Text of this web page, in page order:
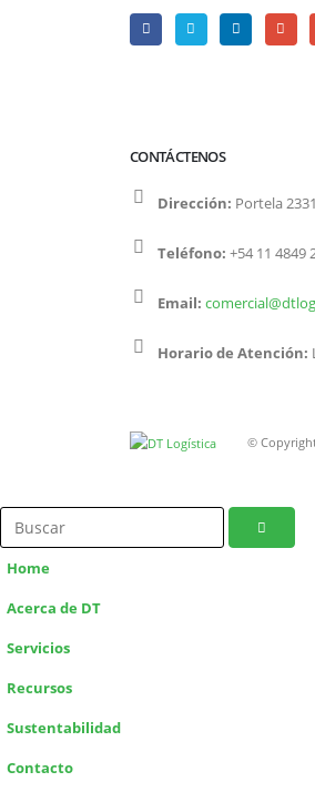
CONTÁCTENOS
Dirección: Portela
Teléfono: +54 11 4849
Email:
Horario de Atención:
©
Home
Acerca de DT
Servicios
Recursos
Sustentabilidad
Contacto